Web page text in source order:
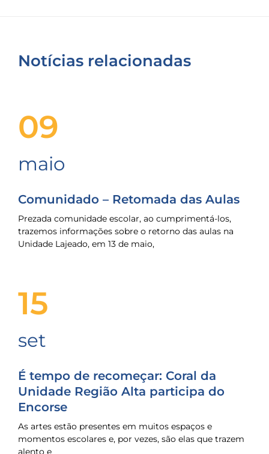
Notícias relacionadas
09
maio
Comunidado – Retomada das Aulas
Prezada comunidade escolar, ao cumprimentá-los,
trazemos informações sobre o retorno das aulas na
Unidade Lajeado, em 13 de maio,
15
set
É tempo de recomeçar: Coral da
Unidade Região Alta participa do
Encorse
As artes estão presentes em muitos espaços e
momentos escolares e, por vezes, são elas que trazem
alento e